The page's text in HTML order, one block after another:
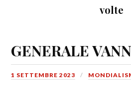
volte
GENERALE
1 SETTEMBRE 2023